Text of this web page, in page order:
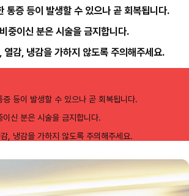
통증 등이 발생할 수 있으나 곧 회복됩니다.
중이신 분은 시술을 금지합니다.
열감, 냉감을 가하지 않도록 주의해주세요.
등이 발생할 수 있으나 곧 회복됩니다.
신 분은 시술을 금지합니다.
, 냉감을 가하지 않도록 주의해주세요.